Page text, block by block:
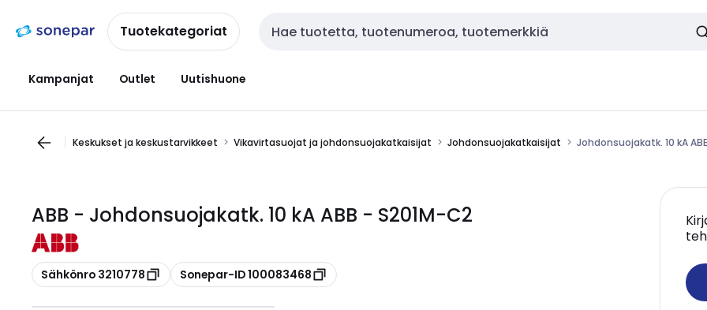
navigointiinsisältöönTuotekategoriat Haku
Kampanjat Outlet Uutishuone
Keskukset ja keskustarvikkeet Vikavirtasuojat ja johdonsuojakatkaisijat Johdonsuojakatkaisijat Johdonsuojakatk. 10 kA
ABB - Johdonsuojakatk. 10 kA ABB - S201M-C2
Kopioi
Sähkönro 3210778 Kopioi
Sonepar-ID 100083468